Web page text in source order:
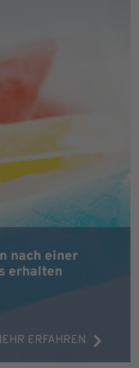
nach einer
erhalten
ERFAHREN